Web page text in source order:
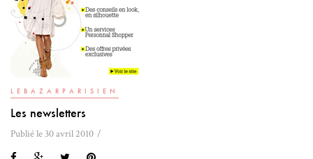
LEBAZARPARISIEN
Les newsletters
Publié le 30 avril 2010